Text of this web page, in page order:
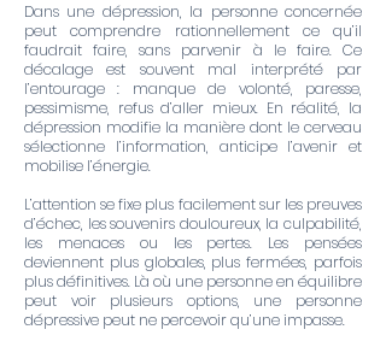
Dans une dépression, la personne concernée
peut comprendre rationnellement ce qu’il
faudrait faire, sans parvenir à le faire. Ce
décalage est souvent mal interprété par
l’entourage : manque de volonté, paresse,
pessimisme, refus d’aller mieux. En réalité, la
dépression modifie la manière dont le cerveau
sélectionne l’information, anticipe l’avenir et
mobilise l’énergie.
L’attention se fixe plus facilement sur les preuves
d’échec, les souvenirs douloureux, la culpabilité,
les menaces ou les pertes. Les pensées
deviennent plus globales, plus fermées, parfois
plus définitives. Là où une personne en équilibre
peut voir plusieurs options, une personne
dépressive peut ne percevoir qu’une impasse.